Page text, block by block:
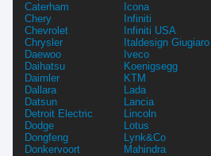
Caterham
Chery
Chevrolet
Chrysler
Daewoo
Daihatsu
Daimler
Dallara
Datsun
Detroit Electric
Dodge
Dongfeng
Donkervoort
Icona
Infiniti
Infiniti USA
Italdesign Giugiaro
Iveco
Koenigsegg
KTM
Lada
Lancia
Lincoln
Lotus
Lynk&Co
Mahindra